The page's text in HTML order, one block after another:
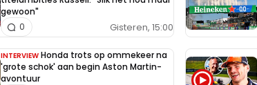
gewoon"
Gisteren, 15:00
0
INTERVIEW Honda trots op ommekeer na
'grote schok' aan begin Aston Martin-
avontuur